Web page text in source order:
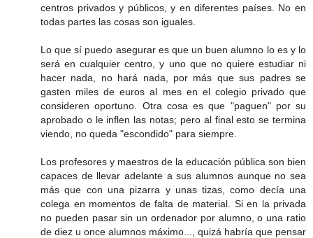
centros privados y públicos, y en diferentes países. No en
todas partes las cosas son iguales.
Lo que sí puedo asegurar es que un buen alumno lo es y lo
será en cualquier centro, y uno que no quiere estudiar ni
hacer nada, no hará nada, por más que sus padres se
gasten miles de euros al mes en el colegio privado que
consideren oportuno. Otra cosa es que "paguen" por su
aprobado o le inflen las notas; pero al final esto se termina
viendo, no queda "escondido" para siempre.
Los profesores y maestros de la educación pública son bien
capaces de llevar adelante a sus alumnos aunque no sea
más que con una pizarra y unas tizas, como decía una
colega en momentos de falta de material. Si en la privada
no pueden pasar sin un ordenador por alumno, o una ratio
de diez u once alumnos máximo..., quizá habría que pensar